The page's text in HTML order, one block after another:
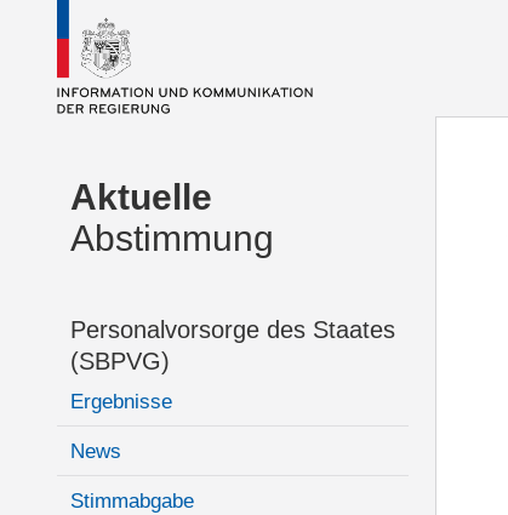
Aktuelle
Abstimmung
Personalvorsorge des Staates
(SBPVG)
Ergebnisse
News
Stimmabgabe